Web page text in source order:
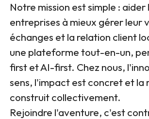
Notre mission est simple : aider
entreprises à mieux gérer leur
échanges et la relation client
une plateforme tout-en-un,
first et AI-first. Chez nous,
sens, l'impact est concret et la
construit collectivement.
Rejoindre l'aventure, c'est